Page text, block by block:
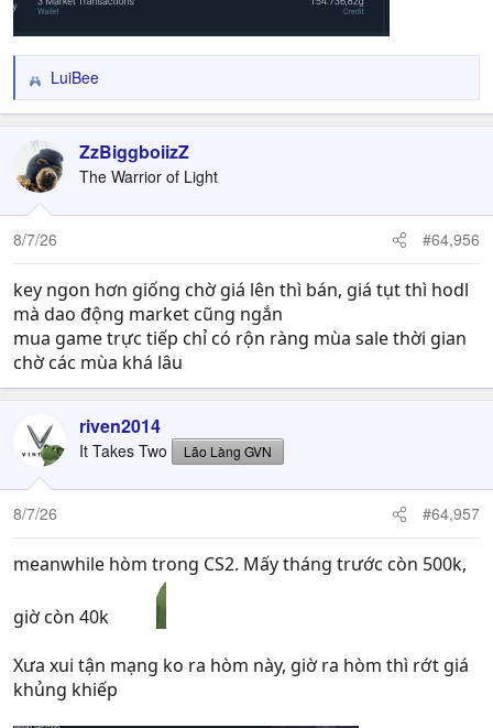
R
e
c
t
i
o
n
LuiBee
ZzBiggboiizZ
The Warrior of Light
8/7/26 #64,956
key ngon hơn giống chờ giá lên thì bán, giá tụt thì hodl
mà dao động market cũng ngắn
mua game trực tiếp chỉ có rộn ràng mùa sale thời gian
chờ các mùa khá lâu
riven2014
It Takes Two Lão Làng GVN
8/7/26 #64,957
meanwhile hòm trong CS2. Mấy tháng trước còn 500k,
giờ còn 40k
Xưa xui tận mạng ko ra hòm này, giờ ra hòm thì rớt giá
khủng khiếp